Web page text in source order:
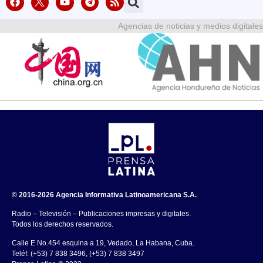
Agencias de noticias y medios digitales
© 2016-2026 Agencia Informativa Latinoamericana S.A.
Radio – Televisión – Publicaciones impresas y digitales.
Todos los derechos reservados.
Calle E No.454 esquina a 19, Vedado, La Habana, Cuba.
Teléf: (+53) 7 838 3496, (+53) 7 838 3497